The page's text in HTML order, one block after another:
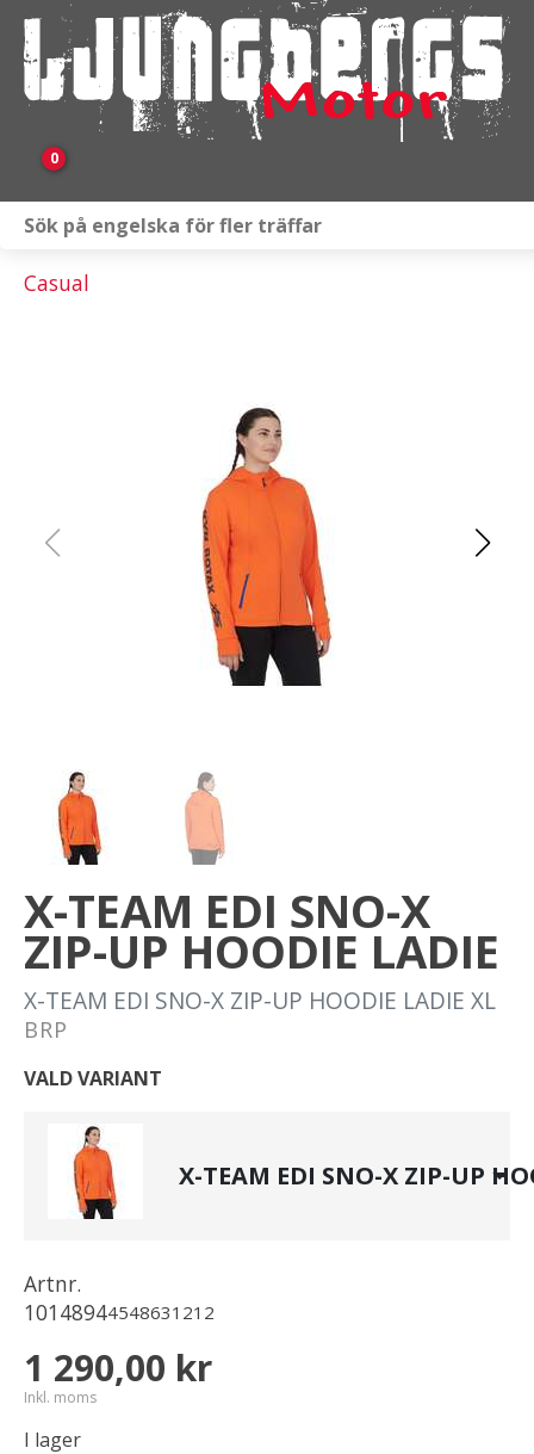
0
Släpvagnar & Skylift
Casual
X-TEAM EDI SNO-X
ZIP-UP HOODIE LADIE
X-TEAM EDI SNO-X ZIP-UP HOODIE LADIE XL
BRP
VALD VARIANT
X-TEAM EDI SNO-X ZIP-UP
Artnr.
10148944548631212
1 290,00 kr
Inkl. moms
I lager